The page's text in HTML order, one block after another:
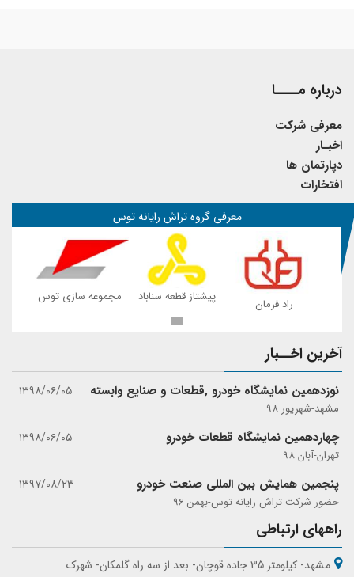
درباره مــــا
معرفی شرکت
اخبـار
دپارتمان ها
افتخارات
معرفی گروه تراش رایانه توس
مجموعه سازی توس پیشتاز قطعه سناباد راد فرمان
آخرین اخــبار
نوزدهمین نمایشگاه خودرو ,قطعات و صنایع وابسته ۱۳۹۸/۰۶/۰۵
مشهد-شهریور 98
چهاردهمین نمایشگاه قطعات خودرو ۱۳۹۸/۰۶/۰۵
تهران-آبان 98
پنجمین همایش بین المللی صنعت خودرو ۱۳۹۷/۰۸/۲۳
حضور شرکت تراش رایانه توس-بهمن 96
راههای ارتباطی
مشهد- کیلومتر 35 جاده قوچان- بعد از سه راه گلمکان- شهرک